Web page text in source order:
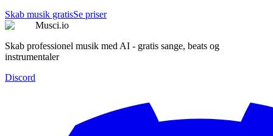
Skab musik gratisSe priser
Musci.io
Skab professionel musik med AI - gratis sange, beats og
instrumentaler
Discord